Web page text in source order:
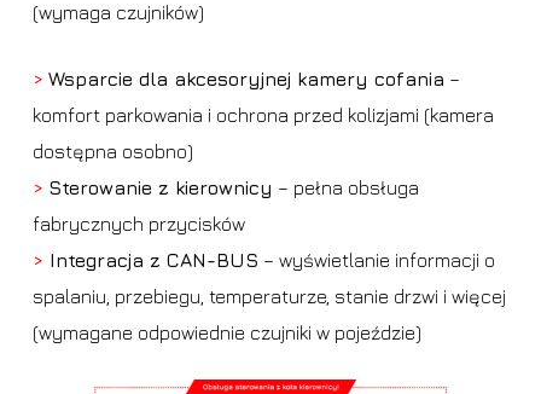
(wymaga czujników)
> Wsparcie dla akcesoryjnej kamery cofania –
komfort parkowania i ochrona przed kolizjami (kamera
dostępna osobno)
> Sterowanie z kierownicy – pełna obsługa
fabrycznych przycisków
> Integracja z CAN-BUS – wyświetlanie informacji o
spalaniu, przebiegu, temperaturze, stanie drzwi i więcej
(wymagane odpowiednie czujniki w pojeździe)